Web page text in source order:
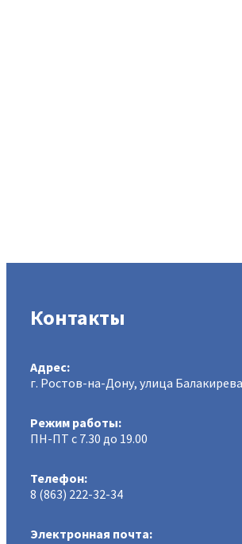
Контакты
Адрес:
г. Ростов-на-Дону, улица
Режим работы:
ПН-ПТ с 7.30 до 19.00
Телефон:
8 (863) 222-32-34
Электронная почта: